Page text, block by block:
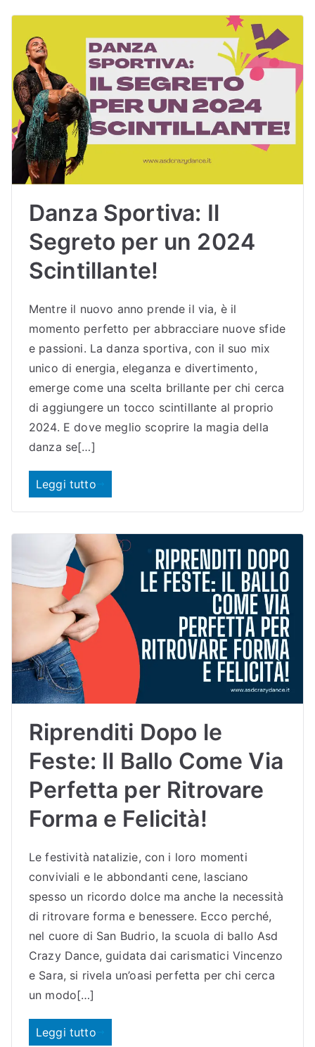
Danza Sportiva: Il
Segreto per un 2024
Scintillante!
Mentre il nuovo anno prende il via, è il
momento perfetto per abbracciare nuove sfide
e passioni. La danza sportiva, con il suo mix
unico di energia, eleganza e divertimento,
emerge come una scelta brillante per chi cerca
di aggiungere un tocco scintillante al proprio
2024. E dove meglio scoprire la magia della
danza se[…]
Leggi tutto
Riprenditi Dopo le
Feste: Il Ballo Come Via
Perfetta per Ritrovare
Forma e Felicità!
Le festività natalizie, con i loro momenti
conviviali e le abbondanti cene, lasciano
spesso un ricordo dolce ma anche la necessità
di ritrovare forma e benessere. Ecco perché,
nel cuore di San Budrio, la scuola di ballo Asd
Crazy Dance, guidata dai carismatici Vincenzo
e Sara, si rivela un’oasi perfetta per chi cerca
un modo[…]
Leggi tutto